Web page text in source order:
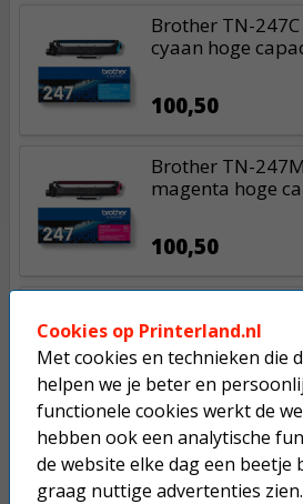
Brother TN-
cyaan hoge
100,50
Brother TN-
magenta hoge
100,50
geel hoge
100,50
Cookies op Printerland.nl
Met cookies en technieken die
helpen we je beter en
functionele cookies werkt de
hebben ook een analytische
de website elke dag een beetje
graag nuttige advertenties